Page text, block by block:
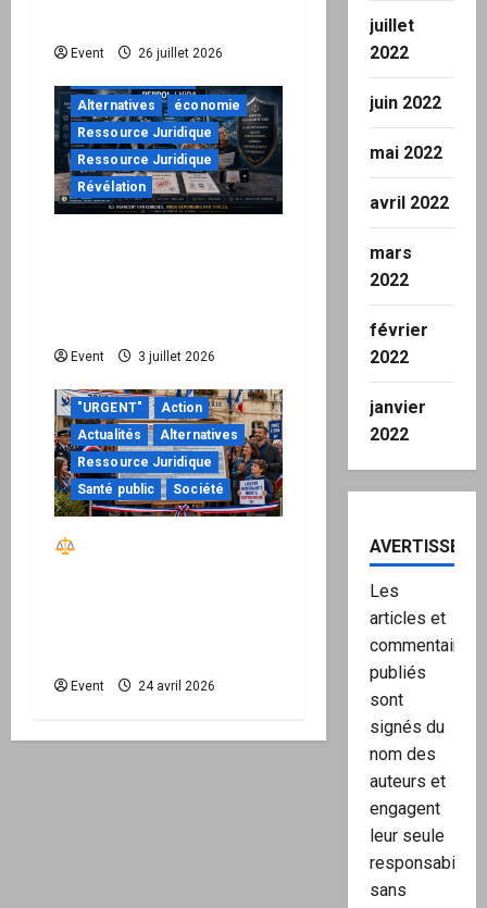
Event 26 juillet 2026
"URGENT"
Alternatives
économie
Ressource Juridique
Ressource Juridique
Révélation
Event 3 juillet 2026
"URGENT"
Action
Actualités
Alternatives
Ressource Juridique
Santé public
Société
Event 24 avril 2026
juillet
2022
juin 2022
mai 2022
avril 2022
mars
2022
février
2022
janvier
2022
Les
articles et
commentaires
publiés
sont
signés du
nom des
auteurs et
engagent
leur seule
responsabilité,
sans